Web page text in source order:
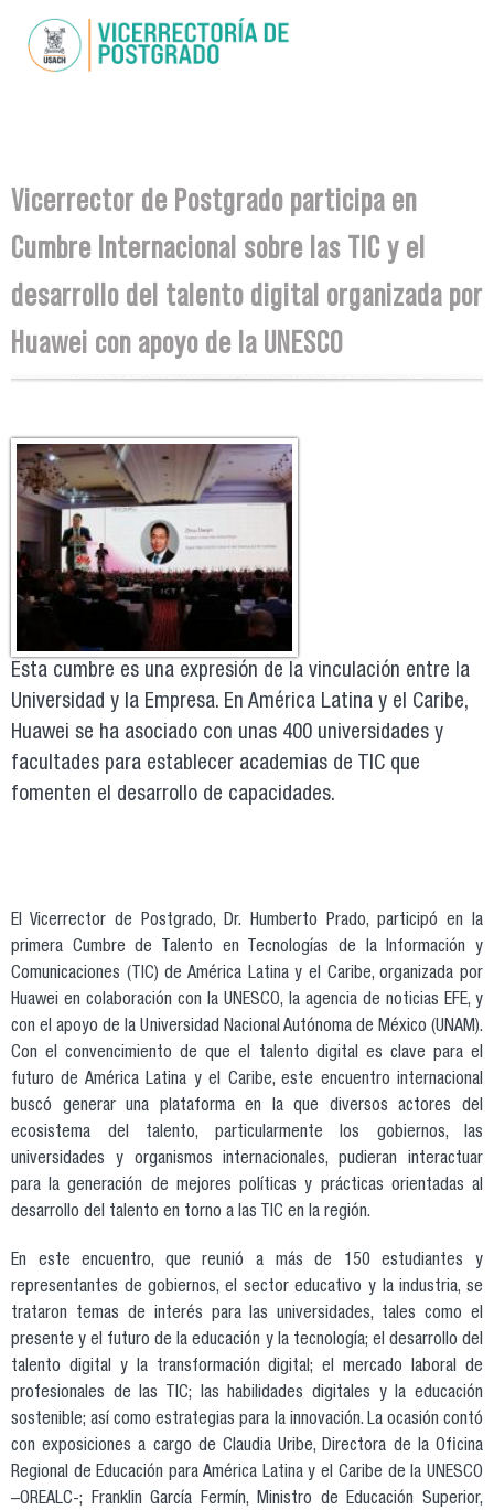
main
You are here
Vicerrector de Postgrado participa en
Cumbre Internacional sobre las TIC y el
desarrollo del talento digital organizada por
Huawei con apoyo de la UNESCO
Esta cumbre es una expresión de la vinculación entre la
Universidad y la Empresa. En América Latina y el Caribe,
Huawei se ha asociado con unas 400 universidades y
facultades para establecer academias de TIC que
fomenten el desarrollo de capacidades.
El Vicerrector de Postgrado, Dr. Humberto Prado, participó en la
primera Cumbre de Talento en Tecnologías de la Información y
Comunicaciones (TIC) de América Latina y el Caribe, organizada por
Huawei en colaboración con la UNESCO, la agencia de noticias EFE, y
con el apoyo de la Universidad Nacional Autónoma de México (UNAM).
Con el convencimiento de que el talento digital es clave para el
futuro de América Latina y el Caribe, este encuentro internacional
buscó generar una plataforma en la que diversos actores del
ecosistema del talento, particularmente los gobiernos, las
universidades y organismos internacionales, pudieran interactuar
para la generación de mejores políticas y prácticas orientadas al
desarrollo del talento en torno a las TIC en la región.
En este encuentro, que reunió a más de 150 estudiantes y
representantes de gobiernos, el sector educativo y la industria, se
trataron temas de interés para las universidades, tales como el
presente y el futuro de la educación y la tecnología; el desarrollo del
talento digital y la transformación digital; el mercado laboral de
profesionales de las TIC; las habilidades digitales y la educación
sostenible; así como estrategias para la innovación. La ocasión contó
con exposiciones a cargo de Claudia Uribe, Directora de la Oficina
Regional de Educación para América Latina y el Caribe de la UNESCO
–OREALC-; Franklin García Fermín, Ministro de Educación Superior,